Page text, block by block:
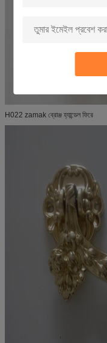
H022 zamak ব্রোঞ্জ হ্যান্ডেল ফিরে